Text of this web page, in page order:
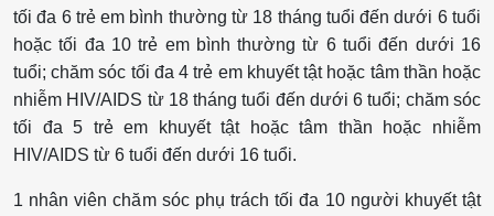
tối đa 6 trẻ em bình thường từ 18 tháng tuổi đến dưới 6 tuổi
hoặc tối đa 10 trẻ em bình thường từ 6 tuổi đến dưới 16
tuổi; chăm sóc tối đa 4 trẻ em khuyết tật hoặc tâm thần hoặc
nhiễm HIV/AIDS từ 18 tháng tuổi đến dưới 6 tuổi; chăm sóc
tối đa 5 trẻ em khuyết tật hoặc tâm thần hoặc nhiễm
HIV/AIDS từ 6 tuổi đến dưới 16 tuổi.
1 nhân viên chăm sóc phụ trách tối đa 10 người khuyết tật